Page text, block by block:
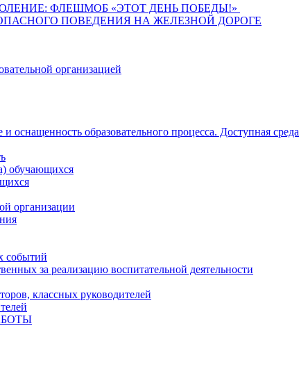
ФЛЕШМОБ «ЭТОТ ДЕНЬ ПОБЕДЫ!»
ПОВЕДЕНИЯ НА ЖЕЛЕЗНОЙ ДОРОГЕ
организацией
оснащенность образовательного процесса. Доступная среда
обучающихся
организации
событий
за реализацию воспитательной деятельности
классных руководителей